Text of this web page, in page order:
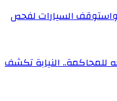
السيارات لفحص
للمحاكمة.. النيابة تكشف